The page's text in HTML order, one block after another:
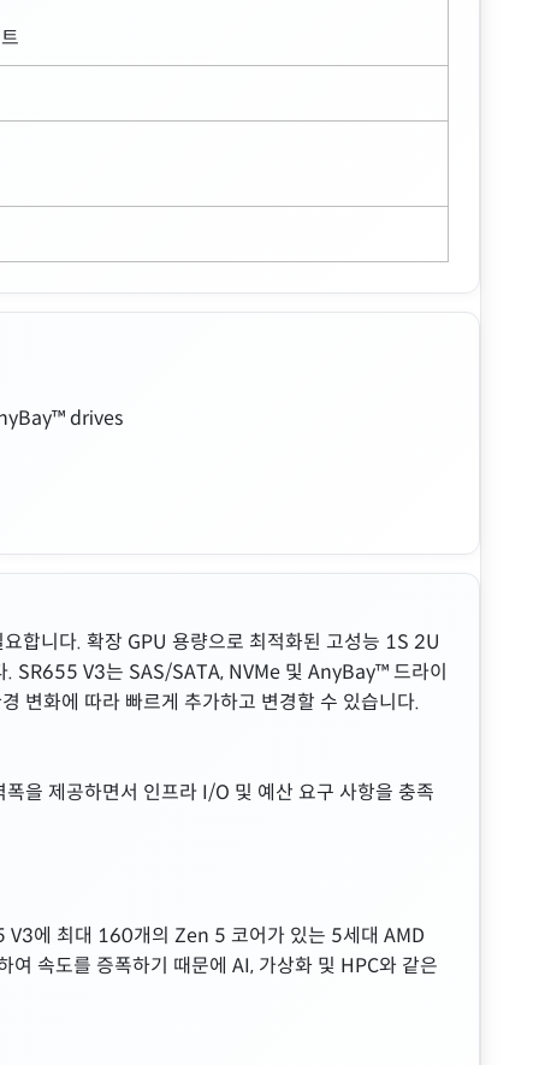
drives
합니다. 확장 GPU 용량으로 최적화된 고성능 1S 2U
SR655 V3는 SAS/SATA, NVMe 및 AnyBay™ 드라이
변화에 따라 빠르게 추가하고 변경할 수 있습니다.
을 제공하면서 인프라 I/O 및 예산 요구 사항을 충족
V3에 최대 160개의 Zen 5 코어가 있는 5세대 AMD
속도를 증폭하기 때문에 AI, 가상화 및 HPC와 같은